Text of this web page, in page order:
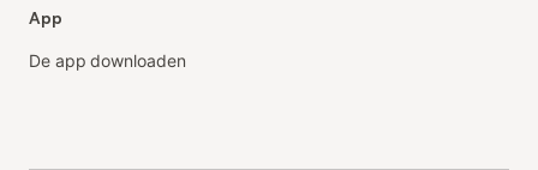
App
De app downloaden